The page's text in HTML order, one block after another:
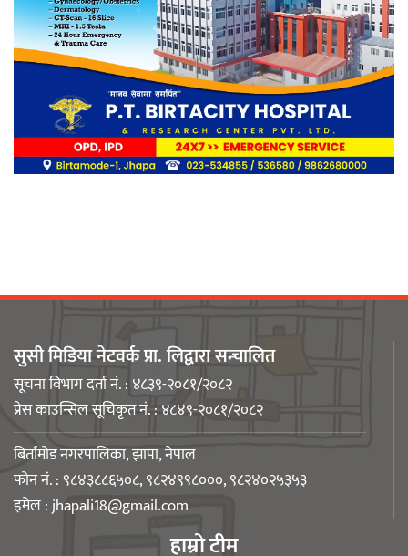
सहाराले उपलब्ध गरायाे राहत
लिङ्कन मन्टेश्वरीमा खिर दिवस मनाइयो
नेपाली युवा उद्यमी मञ्च झापाको अध्यक्षमा
मिजास पोखरेल
बिर्तामोड स्मार्ट लेडीद्धारा सामुदायिक
कुकुरलाई खानासहित स्वैच्छिक आँखादान
सुसी मिडिया नेटवर्क प्रा. लिद्वारा सन्चालित
सूचना विभाग दर्ता नं. : ४८३९-२०८१/२०८२
प्रेस काउन्सिल सूचिकृत नं. : ४८४९-२०८१/२०८२
बिर्तामोड नगरपालिका, झापा, नेपाल
फोन नं. : ९८४३८८६५०८, ९८२४९९८०००, ९८२४०२५३५३
इमेल :jhapali18@gmail.com
हाम्रो टीम